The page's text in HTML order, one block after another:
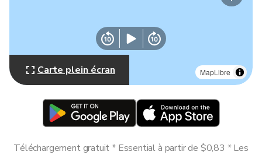
MapLibre
Carte plein écran
Téléchargement gratuit * Essential à partir de $0,83 * Les